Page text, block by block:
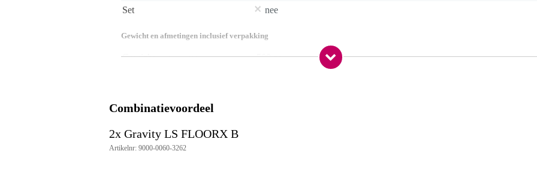
Set
nee
Gewicht en afmetingen inclusief verpakking
Gewicht(incl. verpakking)
500 gr
geschikt voor lichteffecten: spots
robuuste, duurzame constructie
ergonomische bediening
Combinatievoordeel
2x Gravity LS FLOORX B
Artikelnr: 9000-0060-3262